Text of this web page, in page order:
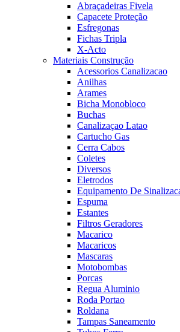
Abraçadeiras Fivela
Capacete Proteção
Esfregonas
Fichas Tripla
X-Acto
Materiais Construção
Acessorios Canalizacao
Anilhas
Arames
Bicha Monobloco
Buchas
Canalizaçao Latao
Cartucho Gas
Cerra Cabos
Coletes
Diversos
Eletrodos
Equipamento De
Espuma
Estantes
Filtros Geradores
Macarico
Macaricos
Mascaras
Motobombas
Porcas
Regua Aluminio
Roda Portao
Roldana
Tampas Saneamento